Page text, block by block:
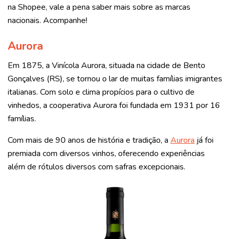
na Shopee, vale a pena saber mais sobre as marcas
nacionais. Acompanhe!
Aurora
Em 1875, a Vinícola Aurora, situada na cidade de Bento
Gonçalves (RS), se tornou o lar de muitas famílias imigrantes
italianas. Com solo e clima propícios para o cultivo de
vinhedos, a cooperativa Aurora foi fundada em 1931 por 16
famílias.
Com mais de 90 anos de história e tradição, a Aurora já foi
premiada com diversos vinhos, oferecendo experiências
além de rótulos diversos com safras excepcionais.